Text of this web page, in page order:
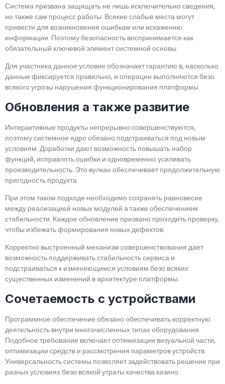
Система призвана защищать не лишь исключительно сведения,
но также сам процесс работы. Всякие слабые места могут
привести для возникновения ошибкам или искажению
информации. Поэтому безопасность воспринимается как
обязательный ключевой элемент системной основы.
Для участника данное условие обозначает гарантию в, насколько
данные фиксируется правильно, и операции выполняются безо
всякого угрозы нарушения функционирования платформы.
Обновления а также развитие
Интерактивные продукты непрерывно совершенствуются,
поэтому системное ядро обязано подстраиваться под новым
условиям. Доработки дают возможность повышать набор
функций, исправлять ошибки и одновременно усиливать
производительность. Это вулкан обеспечивает продолжительную
пригодность продукта.
При этом таком подходе необходимо сохранять равновесие
между реализацией новых модулей а также обеспечением
стабильности. Каждое обновление призвано проходить проверку,
чтобы избежать формирования новых дефектов.
Корректно выстроенный механизм совершенствования дает
возможность поддерживать стабильность сервиса и
подстраиваться к изменяющимся условиям безо всяких
существенных изменений в архитектуре платформы.
Сочетаемость с устройствами
Программное обеспечение обязано обеспечивать корректную
деятельность внутри многочисленных типах оборудования.
Подобное требование включает оптимизации визуальной части,
оптимизации средств и рассмотрения параметров устройств.
Универсальность системы позволяет задействовать решение при
разных условиях безо всякой утраты качества казино.